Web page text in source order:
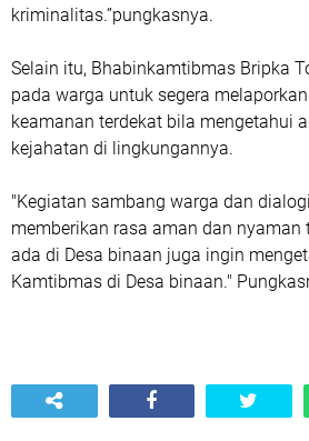
kriminalitas.”pungkasnya.
Selain itu, Bhabinkamtibmas Bripka
pada warga untuk segera
keamanan terdekat bila mengetahui
kejahatan di lingkungannya.
"Kegiatan sambang warga dan
memberikan rasa aman dan nyaman
ada di Desa binaan juga ingin
Kamtibmas di Desa binaan."